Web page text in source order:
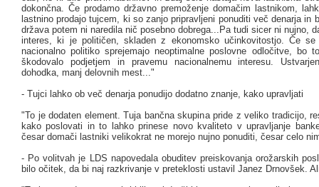
dokončna. Če prodamo državno premoženje domačim lastnikom,
lastnino prodajo tujcem, ki so zanjo pripravljeni ponuditi več denarja in
država potem ni naredila nič posebno dobrega...Pa tudi sicer ni nujno,
interes, ki je političen, skladen z ekonomsko učinkovitostjo. Če
nacionalno politiko sprejemajo neoptimalne poslovne odločitve, bo
škodovalo podjetjem in pravemu nacionalnemu interesu.
dohodka, manj delovnih mest..."
- Tujci lahko ob več denarja ponudijo dodatno znanje, kako upravljati
"To je dodaten element. Tuja bančna skupina pride z veliko tradicijo,
kako poslovati in to lahko prinese novo kvaliteto v upravljanje
česar domači lastniki velikokrat ne morejo nujno ponuditi, česar celo
- Po volitvah je LDS napovedala obuditev preiskovanja orožarskih
bilo očitek, da bi naj razkrivanje v preteklosti ustavil Janez Drnovšek.